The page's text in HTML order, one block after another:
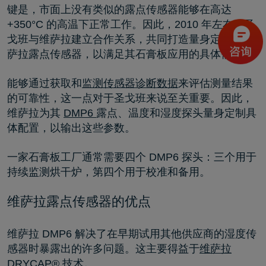
键是，市面上没有类似的露点传感器能够在高达
+350°C 的高温下正常工作。因此，2010 年左右，圣
戈班与维萨拉建立合作关系，共同打造量身定制的维
萨拉露点传感器，以满足其石膏板应用的具体需求。
能够通过获取和 监测传感器诊断数据来评估测量结果
的可靠性，这一点对于圣戈班来说至关重要。因此，
维萨拉为其 DMP6 露点、温度和湿度探头量身定制具
体配置，以输出这些参数。
一家石膏板工厂通常需要四个 DMP6 探头：三个用于
持续监测烘干炉，第四个用于校准和备用。
维萨拉露点传感器的优点
维萨拉 DMP6 解决了在早期试用其他供应商的湿度传
感器时暴露出的许多问题。这主要得益于维萨拉
DRYCAP® 技术。